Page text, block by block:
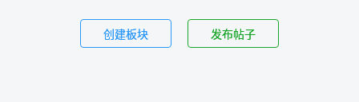
创建板块 发布帖子